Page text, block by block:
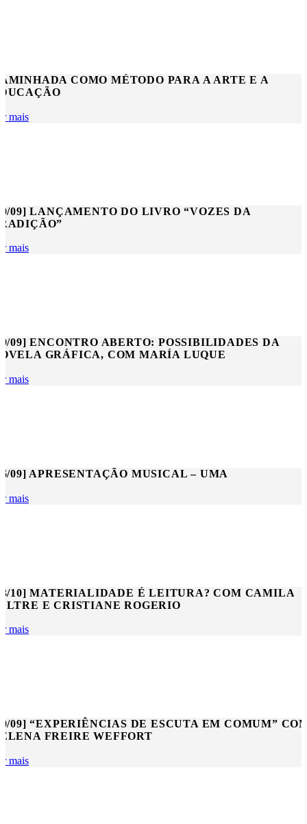
COMO MÉTODO PARA A ARTE E A
mais
09] LANÇAMENTO DO LIVRO “VOZES DA
mais
09] ENCONTRO ABERTO: POSSIBILIDADES DA
GRÁFICA, COM MARÍA LUQUE
mais
09] APRESENTAÇÃO MUSICAL – UMA
mais
10] MATERIALIDADE É LEITURA? COM CAMILA
E CRISTIANE ROGERIO
mais
09] “EXPERIÊNCIAS DE ESCUTA EM COMUM”
FREIRE WEFFORT
mais